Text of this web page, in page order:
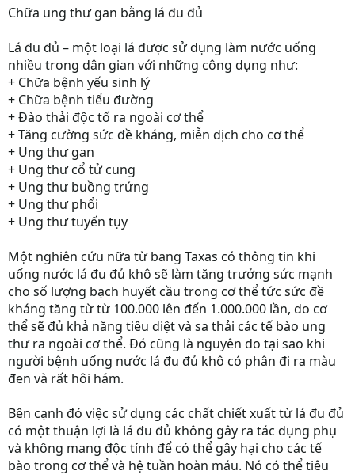
Chữa ung thư gan bằng lá đu đủ
Lá đu đủ – một loại lá được sử dụng làm nước uống
nhiều trong dân gian với những công dụng như:
+ Chữa bệnh yếu sinh lý
+ Chữa bệnh tiểu đường
+ Đào thải độc tố ra ngoài cơ thể
+ Tăng cường sức đề kháng, miễn dịch cho cơ thể
+ Ung thư gan
+ Ung thư cổ tử cung
+ Ung thư buồng trứng
+ Ung thư phổi
+ Ung thư tuyến tụy
Một nghiên cứu nữa từ bang Taxas có thông tin khi
uống nước lá đu đủ khô sẽ làm tăng trưởng sức mạnh
cho số lượng bạch huyết cầu trong cơ thể tức sức đề
kháng tăng từ từ 100.000 lên đến 1.000.000 lần, do cơ
thể sẽ đủ khả năng tiêu diệt và sa thải các tế bào ung
thư ra ngoài cơ thể. Đó cũng là nguyên do tại sao khi
người bệnh uống nước lá đu đủ khô có phân đi ra màu
đen và rất hôi hám.
Bên cạnh đó việc sử dụng các chất chiết xuất từ lá đu đủ
có một thuận lợi là lá đu đủ không gây ra tác dụng phụ
và không mang độc tính để có thể gây hại cho các tế
bào trong cơ thể và hệ tuần hoàn máu. Nó có thể tiêu